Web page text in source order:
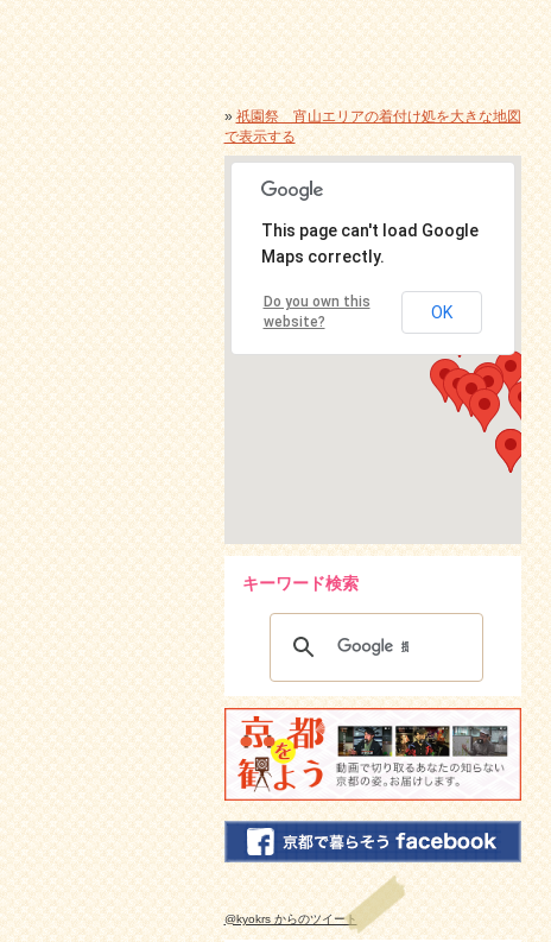
»祇園祭 宵山エリアの着付け処を大きな地図
で表示する
This page can't load Google
Maps correctly.
Do you own this
website?
OK
キーワード検索
@kyokrs からのツイート